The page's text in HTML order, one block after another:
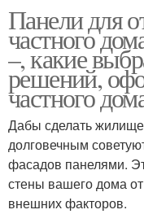
Панели для
частного
–, какие
решений,
частного
Дабы сделать
долговечным
фасадов панелями.
стены вашего дома
внешних факторов.